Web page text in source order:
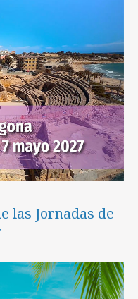
las Jornadas de